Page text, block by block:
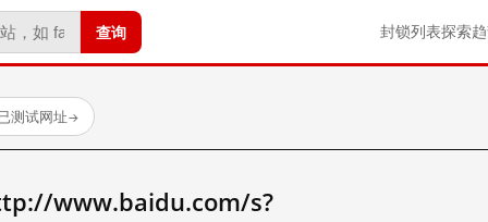
查询 封锁列表探索
测试网址→
www.baidu.com/s?